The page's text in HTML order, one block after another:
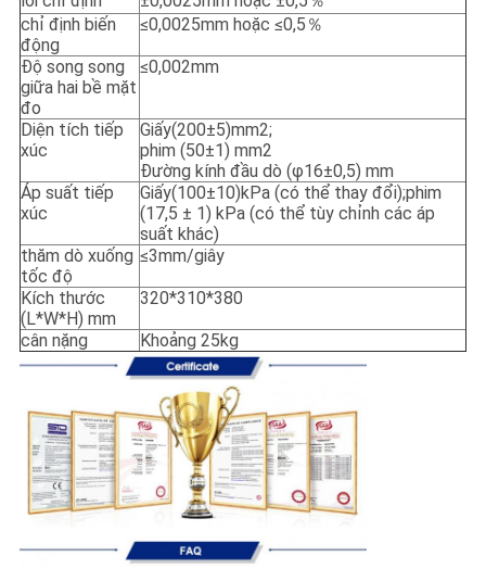
chỉ định biến
động
≤0,0025mm hoặc ≤0,5％
Độ song song
giữa hai bề mặt
đo
≤0,002mm
Diện tích tiếp
xúc
Giấy(200±5)mm2;
phim (50±1) mm2
Đường kính đầu dò (φ16±0,5) mm
Áp suất tiếp
xúc
Giấy(100±10)kPa (có thể thay đổi);phim
(17,5 ± 1) kPa (có thể tùy chỉnh các áp
suất khác)
thăm dò xuống
tốc độ
≤3mm/giây
Kích thước
(L*W*H) mm
320*310*380
cân nặng Khoảng 25kg